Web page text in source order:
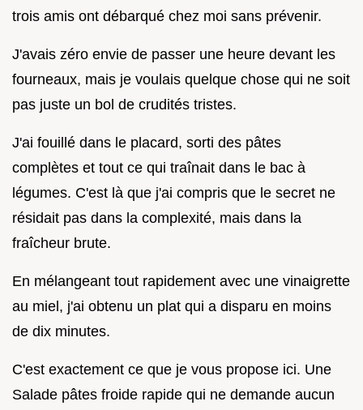
trois amis ont débarqué chez moi sans prévenir.
J'avais zéro envie de passer une heure devant les
fourneaux, mais je voulais quelque chose qui ne soit
pas juste un bol de crudités tristes.
J'ai fouillé dans le placard, sorti des pâtes
complètes et tout ce qui traînait dans le bac à
légumes. C'est là que j'ai compris que le secret ne
résidait pas dans la complexité, mais dans la
fraîcheur brute.
En mélangeant tout rapidement avec une vinaigrette
au miel, j'ai obtenu un plat qui a disparu en moins
de dix minutes.
C'est exactement ce que je vous propose ici. Une
Salade pâtes froide rapide qui ne demande aucun